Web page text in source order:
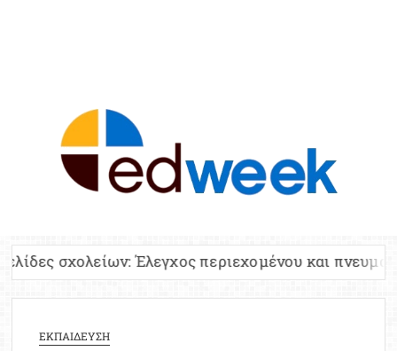
Έλεγχος περιεχομένου και πνευματικών
ΕΚΠΑΙΔΕΥΣΗ